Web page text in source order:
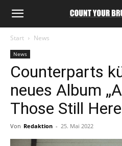
Start News
News
Counterparts
neues Album
Those Still
Von Redaktion - 25. Mai 2022